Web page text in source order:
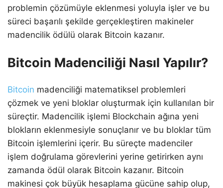
problemin çözümüyle eklenmesi yoluyla işler ve bu
süreci başarılı şekilde gerçekleştiren makineler
madencilik ödülü olarak Bitcoin kazanır.
Bitcoin Madenciliği Nasıl Yapılır?
Bitcoin madenciliği matematiksel problemleri
çözmek ve yeni bloklar oluşturmak için kullanılan bir
süreçtir. Madencilik işlemi Blockchain ağına yeni
blokların eklenmesiyle sonuçlanır ve bu bloklar tüm
Bitcoin işlemlerini içerir. Bu süreçte madenciler
işlem doğrulama görevlerini yerine getirirken aynı
zamanda ödül olarak Bitcoin kazanır. Bitcoin
makinesi çok büyük hesaplama gücüne sahip olup,